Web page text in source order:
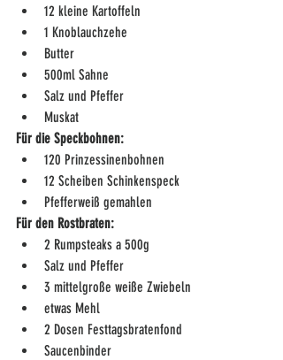
12 kleine Kartoffeln
1 Knoblauchzehe
Butter
500ml Sahne
Salz und Pfeffer
Muskat
Für die Speckbohnen:
120 Prinzessinenbohnen
12 Scheiben Schinkenspeck
Pfefferweiß gemahlen
Für den Rostbraten:
2 Rumpsteaks a 500g
Salz und Pfeffer
3 mittelgroße weiße Zwiebeln
etwas Mehl
2 Dosen Festtagsbratenfond
Saucenbinder